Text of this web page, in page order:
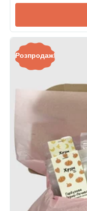
Розпродаж!